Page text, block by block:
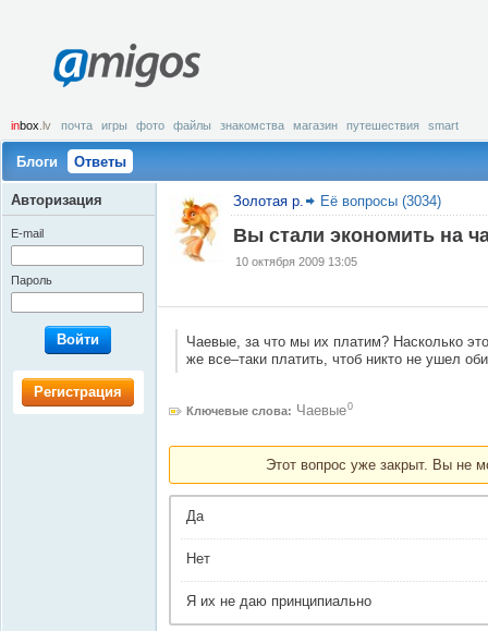
amigos
inbox .lv почта игры фото файлы знакомства магазин путешествия smart
Блоги Ответы
Золотая р. Её вопросы (3034)
Вы стали экономить на
10 октября 2009 13:05
Чаевые, за что мы их платим? Насколько
же все–таки платить, чтоб никто не ушел
Ключевые слова: Чаевые0
Этот вопрос уже закрыт. Вы не
Да
Нет
Я их не даю принципиально
Авторизация
E-mail
Пароль
Войти
Регистрация